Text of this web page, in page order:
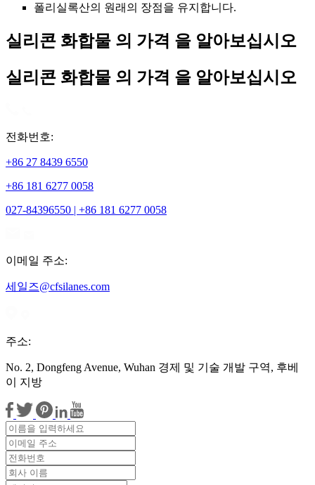
폴리실록산의 원래의 장점을 유지합니다.
실리콘 화합물 의 가격 을 알아보십시오
실리콘 화합물 의 가격 을 알아보십시오
전화번호:
+86 27 8439 6550
+86 181 6277 0058
027-84396550 | +86 181 6277 0058
이메일 주소:
세일즈@cfsilanes.com
주소:
No. 2, Dongfeng Avenue, Wuhan 경제 및 기술 개발 구역, 후베
이 지방